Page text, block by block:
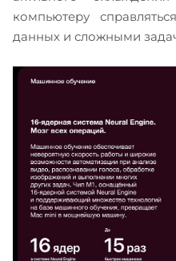
компьютеру
данных и сложными